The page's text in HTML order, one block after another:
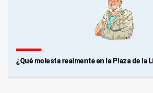
¿Qué molesta realmente en la Plaza de la